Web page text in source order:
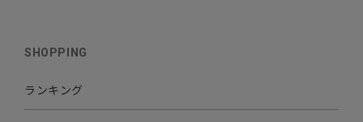
SHOPPING
ランキング